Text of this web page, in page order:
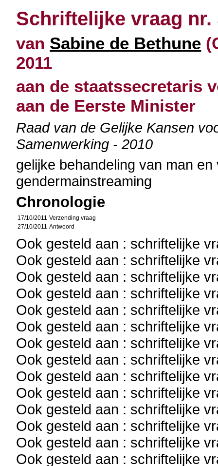
Schriftelijke vraag nr.
van Sabine de Bethune
2011
aan de staatssecretaris
aan de Eerste Minister
Raad van de Gelijke Kansen
Samenwerking - 2010
gelijke behandeling van man en
gendermainstreaming
Chronologie
17/10/2011 Verzending vraag
27/10/2011 Antwoord
Ook gesteld aan : schriftelijke
Ook gesteld aan : schriftelijke
Ook gesteld aan : schriftelijke
Ook gesteld aan : schriftelijke
Ook gesteld aan : schriftelijke
Ook gesteld aan : schriftelijke
Ook gesteld aan : schriftelijke
Ook gesteld aan : schriftelijke
Ook gesteld aan : schriftelijke
Ook gesteld aan : schriftelijke
Ook gesteld aan : schriftelijke
Ook gesteld aan : schriftelijke
Ook gesteld aan : schriftelijke
Ook gesteld aan : schriftelijke